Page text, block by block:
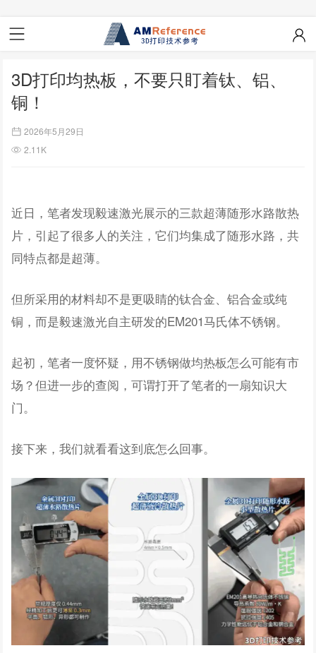
3D打印均热板，不要只盯着钛、铝、
铜！
2026年5月29日
2.11K
近日，笔者发现毅速激光展示的三款超薄随形水路散热
片，引起了很多人的关注，它们均集成了随形水路，共
同特点都是超薄。
但所采用的材料却不是更吸睛的钛合金、铝合金或纯
铜，而是毅速激光自主研发的EM201马氏体不锈钢。
起初，笔者一度怀疑，用不锈钢做均热板怎么可能有市
场？但进一步的查阅，可谓打开了笔者的一扇知识大
门。
接下来，我们就看看这到底怎么回事。